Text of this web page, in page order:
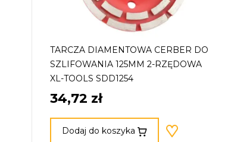
TARCZA DIAMENTOWA CERBER DO
SZLIFOWANIA 125MM 2-RZĘDOWA
XL-TOOLS SDD1254
34,72 zł
Dodaj do koszyka